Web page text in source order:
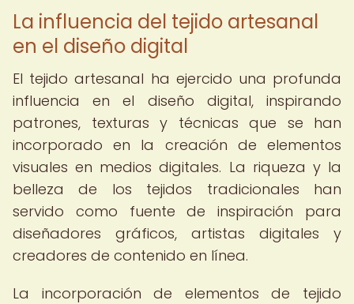
La influencia del tejido artesanal
en el diseño digital
El tejido artesanal ha ejercido una profunda
influencia en el diseño digital, inspirando
patrones, texturas y técnicas que se han
incorporado en la creación de elementos
visuales en medios digitales. La riqueza y la
belleza de los tejidos tradicionales han
servido como fuente de inspiración para
diseñadores gráficos, artistas digitales y
creadores de contenido en línea.
La incorporación de elementos de tejido